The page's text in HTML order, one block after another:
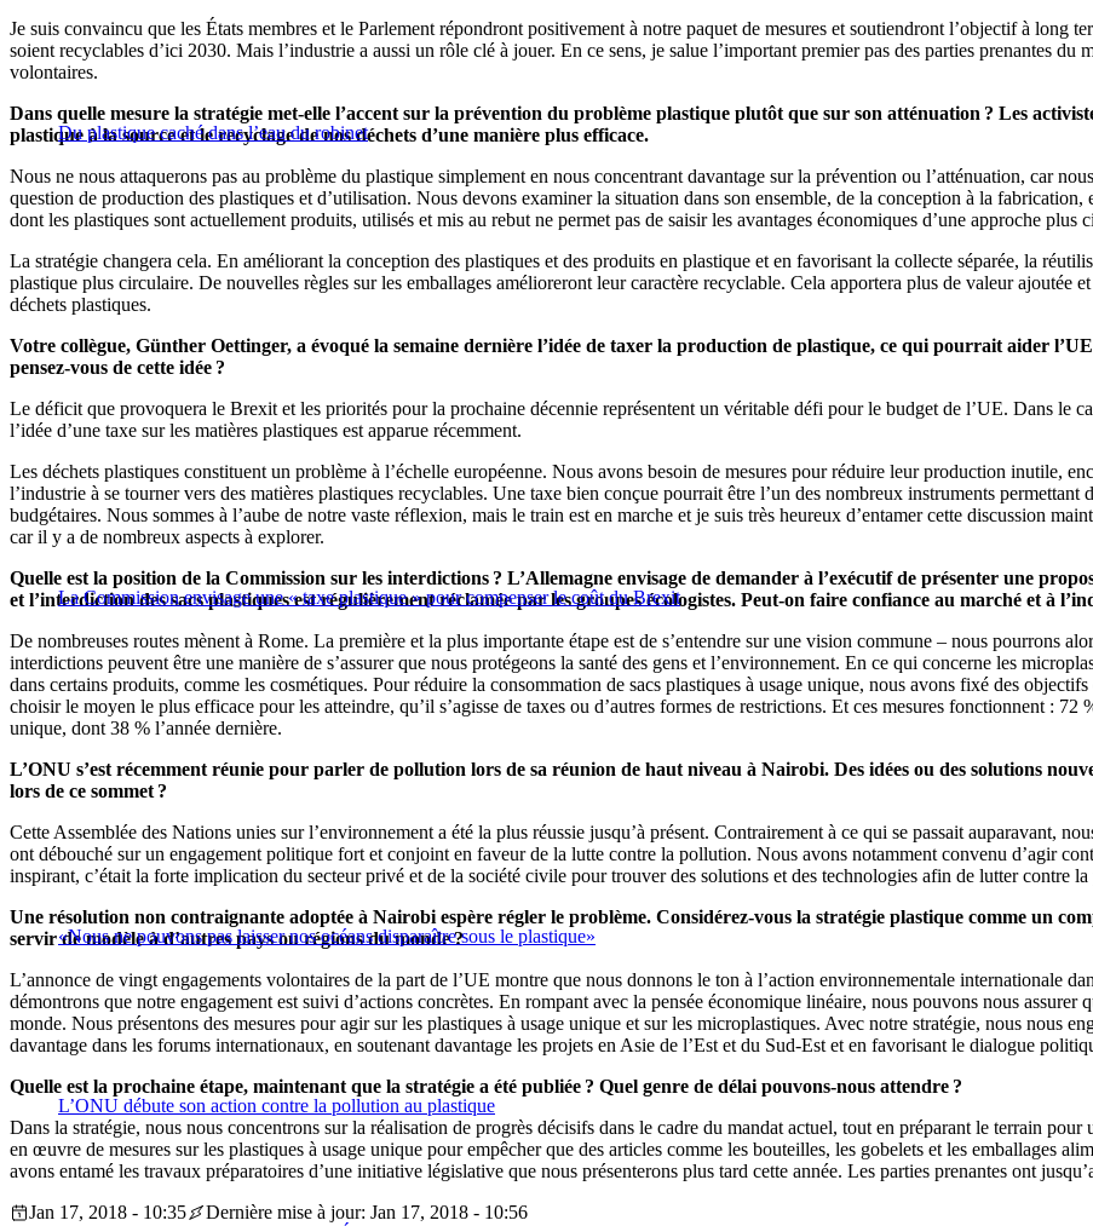
Je suis convaincu que les États membres et le Parlement répondront positivement à notre paquet de mesures et soutiendront l’objectif à long
soient recyclables d’ici 2030. Mais l’industrie a aussi un rôle clé à jouer. En ce sens, je salue l’important premier pas des parties prenantes du
volontaires.
Du plastique caché dans l’eau du robinet
Dans quelle mesure la stratégie met-elle l’accent sur la prévention du problème plastique plutôt que sur son atténuation ? Les
plastique à la source et le recyclage de nos déchets d’une manière plus efficace.
Nous ne nous attaquerons pas au problème du plastique simplement en nous concentrant davantage sur la prévention ou l’atténuation, car
question de production des plastiques et d’utilisation. Nous devons examiner la situation dans son ensemble, de la conception à la
dont les plastiques sont actuellement produits, utilisés et mis au rebut ne permet pas de saisir les avantages économiques d’une approche
La stratégie changera cela. En améliorant la conception des plastiques et des produits en plastique et en favorisant la collecte séparée, la
plastique plus circulaire. De nouvelles règles sur les emballages amélioreront leur caractère recyclable. Cela apportera plus de valeur ajoutée
déchets plastiques.
Votre collègue, Günther Oettinger, a évoqué la semaine dernière l’idée de taxer la production de plastique, ce qui pourrait aider
pensez-vous de cette idée ?
Le déficit que provoquera le Brexit et les priorités pour la prochaine décennie représentent un véritable défi pour le budget de l’UE. Dans le
l’idée d’une taxe sur les matières plastiques est apparue récemment.
Les déchets plastiques constituent un problème à l’échelle européenne. Nous avons besoin de mesures pour réduire leur production inutile,
l’industrie à se tourner vers des matières plastiques recyclables. Une taxe bien conçue pourrait être l’un des nombreux instruments permettant
budgétaires. Nous sommes à l’aube de notre vaste réflexion, mais le train est en marche et je suis très heureux d’entamer cette discussion
car il y a de nombreux aspects à explorer.
La Commission envisage une « taxe plastique » pour compenser le coût du Brexit
Quelle est la position de la Commission sur les interdictions ? L’Allemagne envisage de demander à l’exécutif de présenter une
et l’interdiction des sacs plastiques est régulièrement réclamée par les groupes écologistes. Peut-on faire confiance au marché et à
De nombreuses routes mènent à Rome. La première et la plus importante étape est de s’entendre sur une vision commune – nous pourrons
interdictions peuvent être une manière de s’assurer que nous protégeons la santé des gens et l’environnement. En ce qui concerne les
dans certains produits, comme les cosmétiques. Pour réduire la consommation de sacs plastiques à usage unique, nous avons fixé des
choisir le moyen le plus efficace pour les atteindre, qu’il s’agisse de taxes ou d’autres formes de restrictions. Et ces mesures fonctionnent :
unique, dont 38 % l’année dernière.
L’ONU s’est récemment réunie pour parler de pollution lors de sa réunion de haut niveau à Nairobi. Des idées ou des solutions
lors de ce sommet ?
Cette Assemblée des Nations unies sur l’environnement a été la plus réussie jusqu’à présent. Contrairement à ce qui se passait auparavant,
ont débouché sur un engagement politique fort et conjoint en faveur de la lutte contre la pollution. Nous avons notamment convenu d’agir
inspirant, c’était la forte implication du secteur privé et de la société civile pour trouver des solutions et des technologies afin de lutter contre
«Nous ne pouvons pas laisser nos océans disparaître sous le plastique»
Une résolution non contraignante adoptée à Nairobi espère régler le problème. Considérez-vous la stratégie plastique comme un
servir de modèle à d’autres pays ou régions du monde ?
L’annonce de vingt engagements volontaires de la part de l’UE montre que nous donnons le ton à l’action environnementale internationale
démontrons que notre engagement est suivi d’actions concrètes. En rompant avec la pensée économique linéaire, nous pouvons nous assurer
monde. Nous présentons des mesures pour agir sur les plastiques à usage unique et sur les microplastiques. Avec notre stratégie, nous nous
davantage dans les forums internationaux, en soutenant davantage les projets en Asie de l’Est et du Sud-Est et en favorisant le dialogue
L’ONU débute son action contre la pollution au plastique
Quelle est la prochaine étape, maintenant que la stratégie a été publiée ? Quel genre de délai pouvons-nous attendre ?
Dans la stratégie, nous nous concentrons sur la réalisation de progrès décisifs dans le cadre du mandat actuel, tout en préparant le terrain
en œuvre de mesures sur les plastiques à usage unique pour empêcher que des articles comme les bouteilles, les gobelets et les emballages
avons entamé les travaux préparatoires d’une initiative législative que nous présenterons plus tard cette année. Les parties prenantes ont
Jan 17, 2018 - 10:35
Dernière mise à jour: Jan 17, 2018 - 10:56